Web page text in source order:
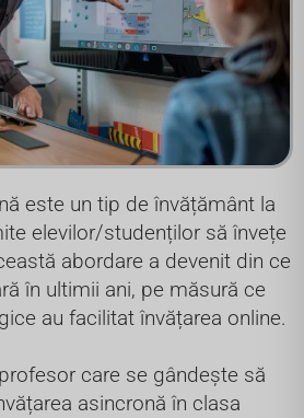
este un tip de învățământ la
elevilor/studenților să învețe
abordare a devenit din ce
în ultimii ani, pe măsură ce
au facilitat învățarea online.
care se gândește să
asincronă în clasa